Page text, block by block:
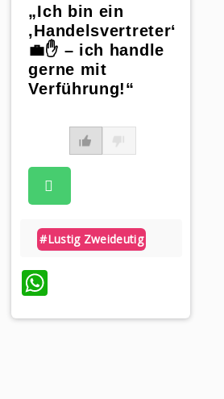
„Ich bin ein
‚Handelsvertreter‘
💼✋ – ich handle
gerne mit
Verführung!“
#lustig Zweideutig
WhatsApp